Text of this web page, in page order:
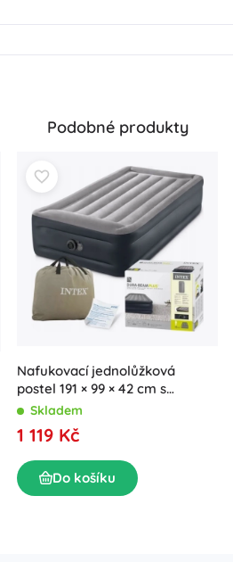
Podobné produkty
Nafukovací jednolůžková
postel 191 × 99 × 42 cm s
vestavěnou elektrickou
pumpou INTEX
Skladem
1 119 Kč
Do košíku